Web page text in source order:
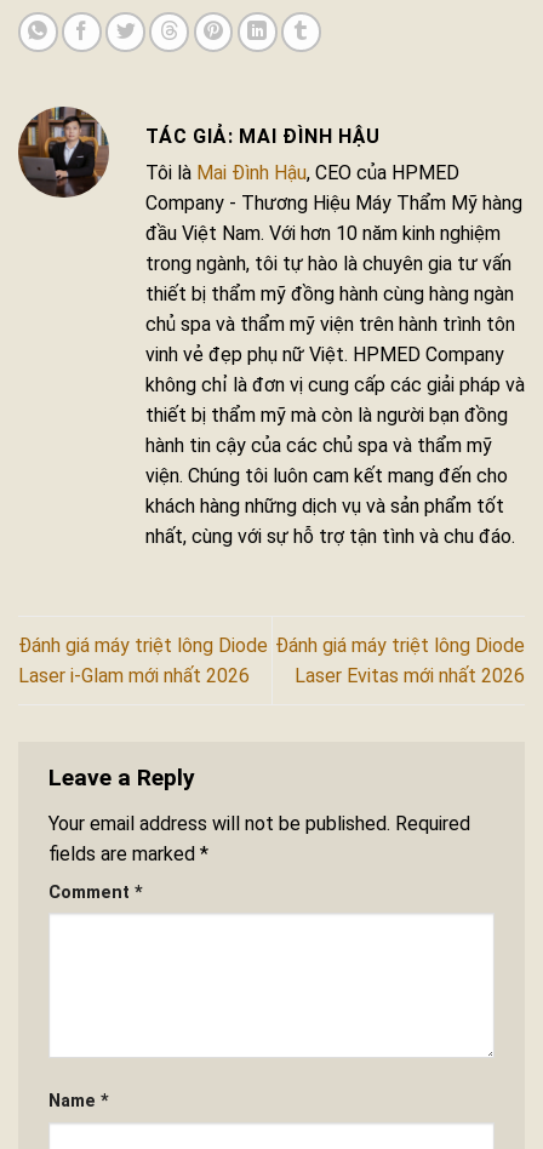
MAI ĐÌNH HẬU
Tôi là Mai Đình Hậu, CEO của HPMED
Company - Thương Hiệu Máy Thẩm Mỹ hàng
đầu Việt Nam. Với hơn 10 năm kinh nghiệm
trong ngành, tôi tự hào là chuyên gia tư vấn
thiết bị thẩm mỹ đồng hành cùng hàng ngàn
chủ spa và thẩm mỹ viện trên hành trình tôn
vinh vẻ đẹp phụ nữ Việt. HPMED Company
không chỉ là đơn vị cung cấp các giải pháp và
thiết bị thẩm mỹ mà còn là người bạn đồng
hành tin cậy của các chủ spa và thẩm mỹ
viện. Chúng tôi luôn cam kết mang đến cho
khách hàng những dịch vụ và sản phẩm tốt
nhất, cùng với sự hỗ trợ tận tình và chu đáo.
Đánh giá máy triệt lông Diode
Laser i-Glam mới nhất 2026
Đánh giá máy triệt lông Diode
Laser Evitas mới nhất 2026
Leave a Reply
Your email address will not be published. Required
fields are marked *
Comment *
Name *